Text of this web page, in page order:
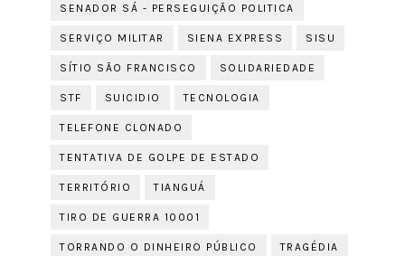
SENADOR SÁ - PERSEGUIÇÃO POLITICA
SERVIÇO MILITAR SIENA EXPRESS SISU
SÍTIO SÃO FRANCISCO SOLIDARIEDADE
STF SUICIDIO TECNOLOGIA
TELEFONE CLONADO
TENTATIVA DE GOLPE DE ESTADO
TERRITÓRIO TIANGUÁ
TIRO DE GUERRA 10001
TORRANDO O DINHEIRO PÚBLICO TRAGÉDIA